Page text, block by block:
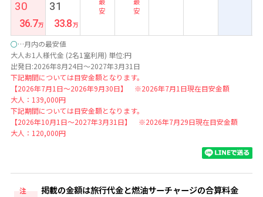
安
安
30
36.7
31
33.8
○…月内の最安値
大人お1人様代金 (2名1室利用) 単位:円
出発日:2026年8月24日～2027年3月31日
下記期間については目安金額となります。
【2026年7月1日～2026年9月30日】 ※2026年7月1日現在目安金額
大人：139,000円
下記期間については目安金額となります。
【2026年10月1日～2027年3月31日】 ※2026年7月29日現在目安金額
大人：120,000円
注
掲載の金額は旅行代金と燃油サーチャージの合算料金